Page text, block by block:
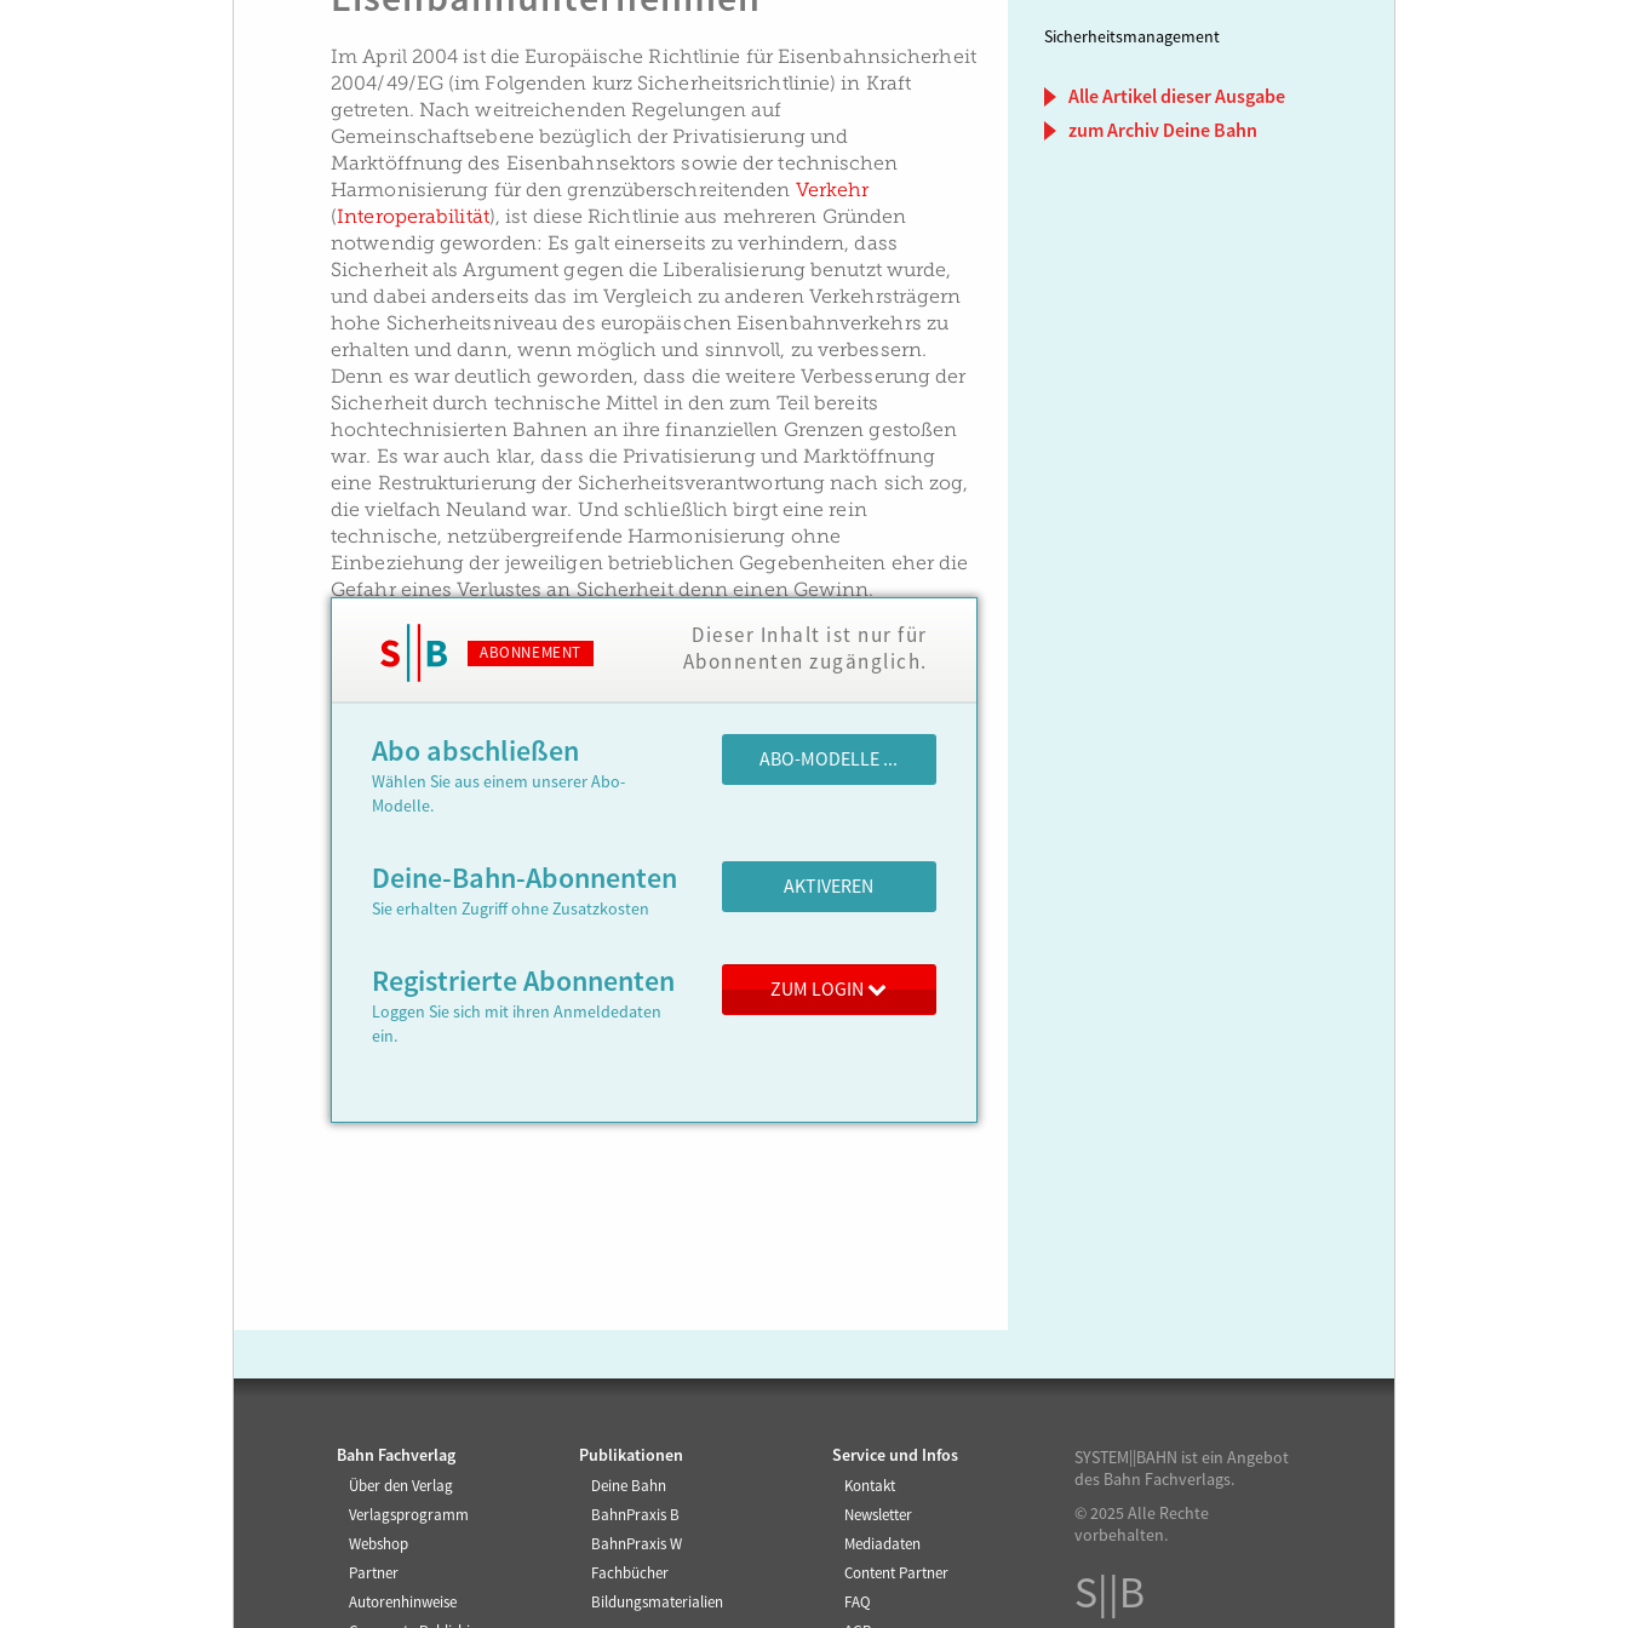
Im April 2004 ist die Europäische Richtlinie für Eisenbahnsicherheit
2004/49/EG (im Folgenden kurz Sicherheitsrichtlinie) in Kraft
getreten. Nach weitreichenden Regelungen auf
Gemeinschaftsebene bezüglich der Privatisierung und
Marktöffnung des Eisenbahnsektors sowie der technischen
Harmonisierung für den grenzüberschreitenden Verkehr
(Interoperabilität), ist diese Richtlinie aus mehreren Gründen
notwendig geworden: Es galt einerseits zu verhindern, dass
Sicherheit als Argument gegen die Liberalisierung benutzt wurde,
und dabei anderseits das im Vergleich zu anderen Verkehrsträgern
hohe Sicherheitsniveau des europäischen Eisenbahnverkehrs zu
erhalten und dann, wenn möglich und sinnvoll, zu verbessern.
Denn es war deutlich geworden, dass die weitere Verbesserung der
Sicherheit durch technische Mittel in den zum Teil bereits
hochtechnisierten Bahnen an ihre finanziellen Grenzen gestoßen
war. Es war auch klar, dass die Privatisierung und Marktöffnung
eine Restrukturierung der Sicherheitsverantwortung nach sich zog,
die vielfach Neuland war. Und schließlich birgt eine rein
technische, netzübergreifende Harmonisierung ohne
Einbeziehung der jeweiligen betrieblichen Gegebenheiten eher die
Gefahr eines Verlustes an Sicherheit denn einen Gewinn.
ABONNEMENT
Dieser Inhalt ist nur für
Abonnenten zugänglich.
Abo abschließen
Wählen Sie aus einem unserer Abo-
Modelle.
ABO-MODELLE ...
Deine-Bahn-Abonnenten
Sie erhalten Zugriff ohne Zusatzkosten
AKTIVEREN
Registrierte Abonnenten
Loggen Sie sich mit ihren Anmeldedaten
ein.
ZUM LOGIN
Sicherheitsmanagement
Alle Artikel dieser Ausgabe
zum Archiv Deine Bahn
Bahn Fachverlag
Über den Verlag
Verlagsprogramm
Webshop
Partner
Autorenhinweise
Publikationen
Deine Bahn
BahnPraxis B
BahnPraxis W
Fachbücher
Bildungsmaterialien
Service und Infos
Kontakt
Newsletter
Mediadaten
Content Partner
FAQ
SYSTEM||BAHN ist ein Angebot
des Bahn Fachverlags.
© 2025 Alle Rechte
vorbehalten.
S||B